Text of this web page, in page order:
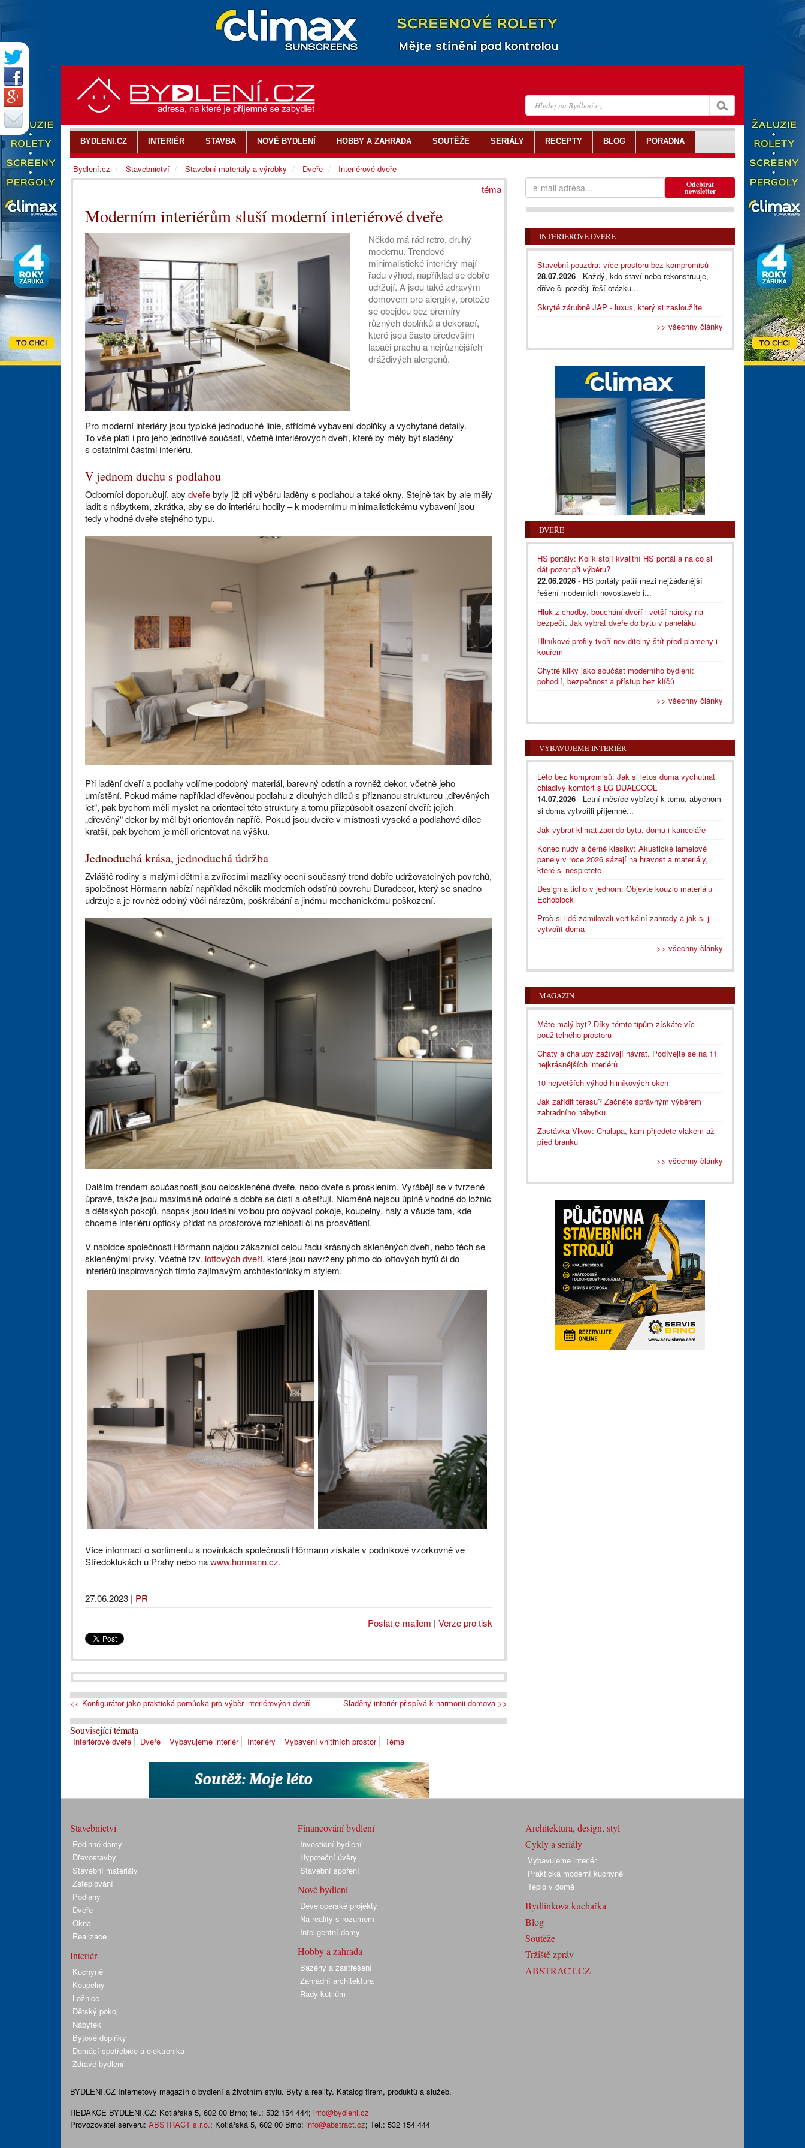
téma
Moderním interiérům sluší moderní interiérové dveře
Někdo má rád retro, druhý
modernu. Trendové
minimalistické interiéry mají
řadu výhod, například se dobře
udržují. A jsou také zdravým
domovem pro alergiky, protože
se obejdou bez přemíry
různých doplňků a dekorací,
které jsou často především
lapači prachu a nejrůznějších
dráždivých alergenů.
Pro moderní interiéry jsou typické jednoduché linie, střídmé vybavení doplňky a vychytané detaily.
To vše platí i pro jeho jednotlivé součásti, včetně interiérových dveří, které by měly být sladěny
s ostatními částmi interiéru.
V jednom duchu s podlahou
Odborníci doporučují, aby dveřebyly již při výběru laděny s podlahou a také okny. Stejně tak by ale měly
ladit s nábytkem, zkrátka, aby se do interiéru hodily – k modernímu minimalistickému vybavení jsou
tedy vhodné dveře stejného typu.
Při ladění dveří a podlahy volíme podobný materiál, barevný odstín a rovněž dekor, včetně jeho
umístění. Pokud máme například dřevěnou podlahu z dlouhých dílců s přiznanou strukturou „dřevěných
let“, pak bychom měli myslet na orientaci této struktury a tomu přizpůsobit osazení dveří: jejich
„dřevěný“ dekor by měl být orientován napříč. Pokud jsou dveře v místnosti vysoké a podlahové dílce
kratší, pak bychom je měli orientovat na výšku.
Jednoduchá krása, jednoduchá údržba
Zvláště rodiny s malými dětmi a zvířecími mazlíky ocení současný trend dobře udržovatelných povrchů,
společnost Hörmann nabízí například několik moderních odstínů povrchu Duradecor, který se snadno
udržuje a je rovněž odolný vůči nárazům, poškrábání a jinému mechanickému poškození.
Dalším trendem současnosti jsou celoskleněné dveře, nebo dveře s prosklením. Vyrábějí se v tvrzené
úpravě, takže jsou maximálně odolné a dobře se čistí a ošetřují. Nicméně nejsou úplně vhodné do ložnic
a dětských pokojů, naopak jsou ideální volbou pro obývací pokoje, koupelny, haly a všude tam, kde
chceme interiéru opticky přidat na prostorové rozlehlosti či na prosvětlení.
V nabídce společnosti Hörmann najdou zákazníci celou řadu krásných skleněných dveří, nebo těch se
skleněnými prvky. Včetně tzv. loftových dveří, které jsou navrženy přímo do loftových bytů či do
interiérů inspirovaných tímto zajímavým architektonickým stylem.
Více informací o sortimentu a novinkách společnosti Hörmann získáte v podnikové vzorkovně ve
Středoklukách u Prahy nebo nawww.hormann.cz.
27.06.2023 | PR
Poslat e-mailem | Verze pro tisk
<< Konfigurátor jako praktická pomůcka pro výběr interiérových dveří Sladěný interiér přispívá k harmonii domova >>
Související témata
Interiérové dveře Dveře Vybavujeme interiér Interiéry Vybavení vnitřních prostor Téma
Odebírat
newsletter
INTERIÉROVÉ DVEŘE
Stavební pouzdra: více prostoru bez kompromisů
28.07.2026 - Každý, kdo staví nebo rekonstruuje,
dříve či později řeší otázku...
Skryté zárubně JAP - luxus, který si zasloužíte
>> všechny články
DVEŘE
HS portály: Kolik stojí kvalitní HS portál a na co si
dát pozor při výběru?
22.06.2026 - HS portály patří mezi nejžádanější
řešení moderních novostaveb i...
Hluk z chodby, bouchání dveří i větší nároky na
bezpečí. Jak vybrat dveře do bytu v paneláku
Hliníkové profily tvoří neviditelný štít před plameny i
kouřem
Chytré kliky jako součást moderního bydlení:
pohodlí, bezpečnost a přístup bez klíčů
>> všechny články
VYBAVUJEME INTERIÉR
Léto bez kompromisů: Jak si letos doma vychutnat
chladivý komfort s LG DUALCOOL
14.07.2026 - Letní měsíce vybízejí k tomu, abychom
si doma vytvořili příjemné...
Jak vybrat klimatizaci do bytu, domu i kanceláře
Konec nudy a černé klasiky: Akustické lamelové
panely v roce 2026 sázejí na hravost a materiály,
které si nespletete
Design a ticho v jednom: Objevte kouzlo materiálu
Echoblock
Proč si lidé zamilovali vertikální zahrady a jak si ji
vytvořit doma
>> všechny články
MAGAZÍN
Máte malý byt? Díky těmto tipům získáte víc
použitelného prostoru
Chaty a chalupy zažívají návrat. Podívejte se na 11
nejkrásnějších interiérů
10 největších výhod hliníkových oken
Jak zařídit terasu? Začněte správným výběrem
zahradního nábytku
Zastávka Vlkov: Chalupa, kam přijedete vlakem až
před branku
>> všechny články
BYDLENI.CZ INTERIÉR STAVBA NOVÉ BYDLENÍ HOBBY A ZAHRADA SOUTĚŽE SERIÁLY RECEPTY BLOG PORADNA
Bydlení.cz Stavebnictví Stavební materiály a výrobky Dveře Interiérové dveře
Stavebnictví
Rodinné domy
Dřevostavby
Stavební materiály
Zateplování
Podlahy
Dveře
Okna
Realizace
Interiér
Kuchyně
Koupelny
Ložnice
Dětský pokoj
Nábytek
Bytové doplňky
Domácí spotřebiče a elektronika
Zdravé bydlení
Financování bydlení
Investiční bydlení
Hypoteční úvěry
Stavební spoření
Nové bydlení
Developerské projekty
Na reality s rozumem
Inteligentní domy
Hobby a zahrada
Bazény a zastřešení
Zahradní architektura
Rady kutilům
Architektura, design, styl
Cykly a seriály
Vybavujeme interiér
Praktická moderní kuchyně
Teplo v domě
Bydlínkova kuchařka
Blog
Soutěže
Tržiště zpráv
ABSTRACT.CZ
BYDLENI.CZ Internetový magazín o bydlení a životním stylu. Byty a reality. Katalog firem, produktů a služeb.
REDAKCE BYDLENI.CZ: Kotlářská 5, 602 00 Brno; tel.: 532 154 444; info@bydleni.cz
Provozovatel serveru: ABSTRACT s.r.o.; Kotlářská 5, 602 00 Brno; info@abstract.cz; Tel.: 532 154 444